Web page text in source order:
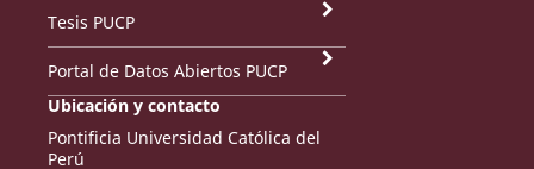
Tesis PUCP
Portal de Datos Abiertos PUCP
Ubicación y contacto
Pontificia Universidad Católica del
Perú